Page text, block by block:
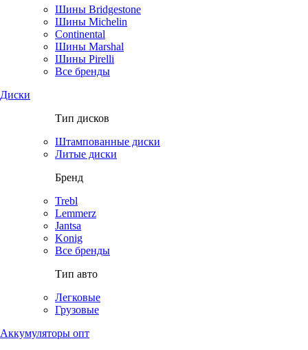
Шины Bridgestone
Шины Michelin
Continental
Шины Marshal
Шины Pirelli
Все бренды
Диски
Тип дисков
Штампованные диски
Литые диски
Бренд
Trebl
Lemmerz
Jantsa
Konig
Все бренды
Тип авто
Легковые
Грузовые
Аккумуляторы опт